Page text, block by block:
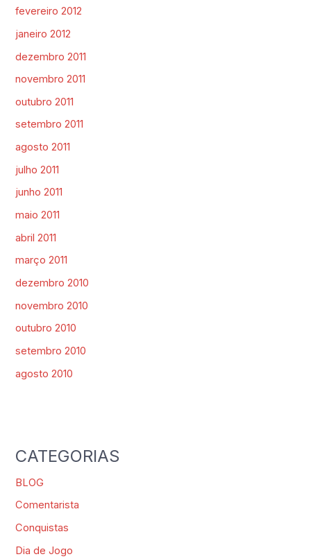
fevereiro 2012
janeiro 2012
dezembro 2011
novembro 2011
outubro 2011
setembro 2011
agosto 2011
julho 2011
junho 2011
maio 2011
abril 2011
março 2011
dezembro 2010
novembro 2010
outubro 2010
setembro 2010
agosto 2010
CATEGORIAS
BLOG
Comentarista
Conquistas
Dia de Jogo